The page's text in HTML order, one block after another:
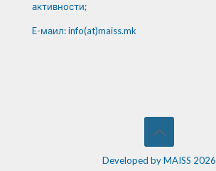
активности;
E-маил: info(at)maiss.mk
Developed by MAISS 2026